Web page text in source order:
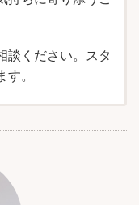
談ください。スタ
。